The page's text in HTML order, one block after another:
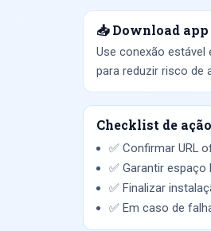
📥 Download
Use conexão estável
para reduzir risco de
Checklist de
✅ Confirmar URL
✅ Garantir
✅ Finalizar
✅ Em caso de